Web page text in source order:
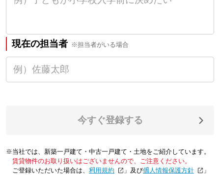
現在の担当者 ※担当者がいる場合
今すぐ登録する
※当社では、新築一戸建て・中古一戸建て・土地をご紹介しています。
賃貸物件のお取り扱いはございませんので、ご注意ください。
ご登録いただいた場合は、「利用規約 」及び「個人情報保護方針
」